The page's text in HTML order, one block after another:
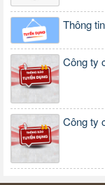
Thông
Công ty
Công ty